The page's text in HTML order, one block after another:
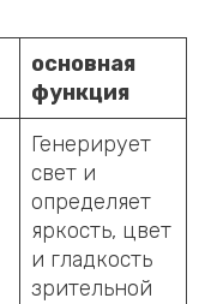
основная
функция
Генерирует
свет и
определяет
яркость, цвет
и гладкость
зрительной